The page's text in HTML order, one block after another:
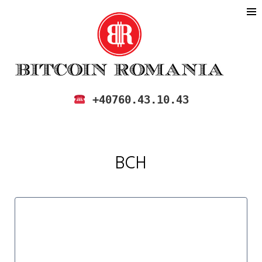
CHARTS | BITCOIN ROMANIA
BITCOIN ROMANIA
+40760.43.10.43
BCH